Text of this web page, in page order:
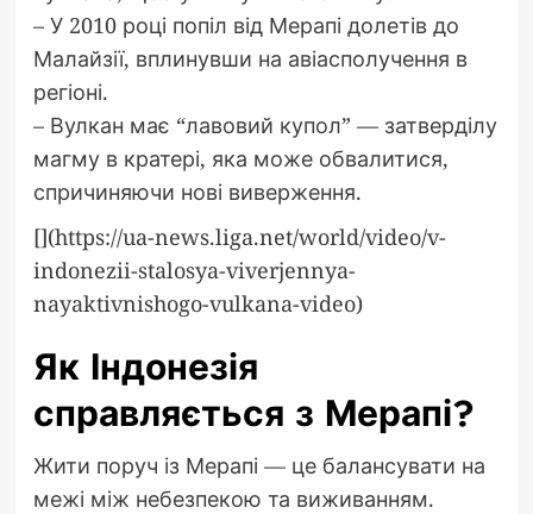
– У 2010 році попіл від Мерапі долетів до
Малайзії, вплинувши на авіасполучення в
регіоні.
– Вулкан має “лавовий купол” — затверділу
магму в кратері, яка може обвалитися,
спричиняючи нові виверження.
[](https://ua-news.liga.net/world/video/v-
indonezii-stalosya-viverjennya-
nayaktivnishogo-vulkana-video)
Як Індонезія
справляється з Мерапі?
Жити поруч із Мерапі — це балансувати на
межі між небезпекою та виживанням.